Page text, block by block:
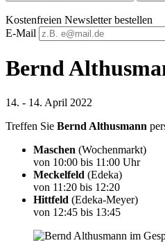
Kostenfreien Newsletter bestellen
E-Mail
Bernd
14. - 14. April 2022
Treffen Sie Bernd Althusmann
Maschen (Wochenmarkt)
von 10:00 bis 11:00 Uhr
Meckelfeld (Edeka)
von 11:20 bis 12:20
Hittfeld (Edeka-Meyer)
von 12:45 bis 13:45